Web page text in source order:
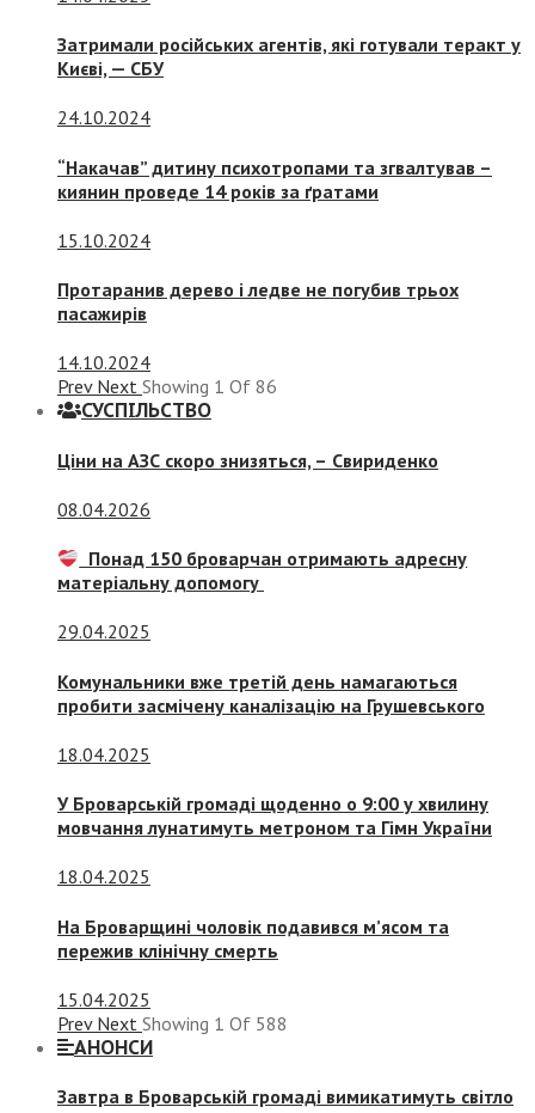
Затримали російських агентів, які готували теракт у
Києві, — СБУ
24.10.2024
“Накачав” дитину психотропами та згвалтував –
киянин проведе 14 років за ґратами
15.10.2024
Протаранив дерево і ледве не погубив трьох
пасажирів
14.10.2024
Prev Next Showing 1 Of 86
СУСПIЛЬСТВО
Ціни на АЗС скоро знизяться, – Свириденко
08.04.2026
Понад 150 броварчан отримають адресну
матеріальну допомогу
29.04.2025
Комунальники вже третій день намагаються
пробити засмічену каналізацію на Грушевського
18.04.2025
У Броварській громаді щоденно о 9:00 у хвилину
мовчання лунатимуть метроном та Гімн України
18.04.2025
На Броварщині чоловік подавився м’ясом та
пережив клінічну смерть
15.04.2025
Prev Next Showing 1 Of 588
АНОНСИ
Завтра в Броварській громаді вимикатимуть світло